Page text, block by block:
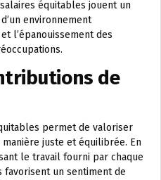
équitables jouent un
environnement
l’épanouissement des
de
permet de valoriser
juste et équilibrée. En
le travail fourni par chaque
favorisent un sentiment de